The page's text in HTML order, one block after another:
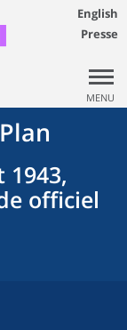
English
Presse
MENU
1943,
officiel